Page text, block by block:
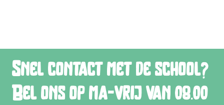
Snel contact met de school?
Bel ons op ma-vrij van 08.00